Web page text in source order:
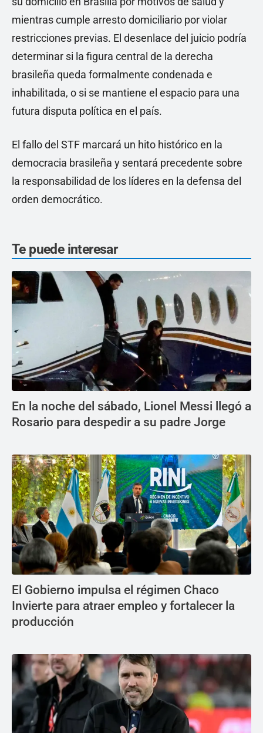
mientras cumple arresto domiciliario por violar
restricciones previas. El desenlace del juicio podría
determinar si la figura central de la derecha
brasileña queda formalmente condenada e
inhabilitada, o si se mantiene el espacio para una
futura disputa política en el país.
El fallo del STF marcará un hito histórico en la
democracia brasileña y sentará precedente sobre
la responsabilidad de los líderes en la defensa del
orden democrático.
Te puede interesar
En la noche del sábado, Lionel Messi llegó a
Rosario para despedir a su padre Jorge
El Gobierno impulsa el régimen Chaco
Invierte para atraer empleo y fortalecer la
producción